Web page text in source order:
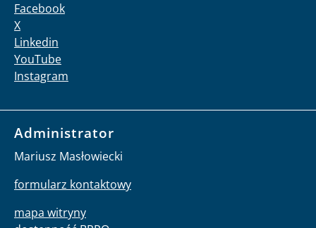
Facebook
X
Linkedin
YouTube
Instagram
Administrator
Mariusz Masłowiecki
formularz kontaktowy
mapa witryny